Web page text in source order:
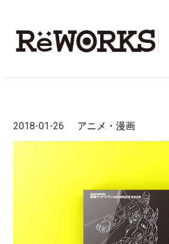
2018-01-26 アニメ・漫画